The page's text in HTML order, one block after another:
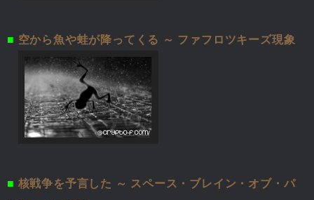
■ 空から魚や蛙が降ってくる ～ ファフロツキーズ現象
■ 核戦争を予言した ～ スペース・ブレイン・オブ・パ